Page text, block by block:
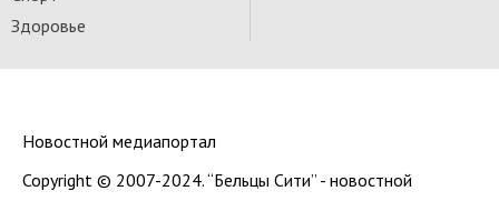
Здоровье
Новостной медиапортал
Copyright © 2007-2024. “Бельцы Сити” - новостной